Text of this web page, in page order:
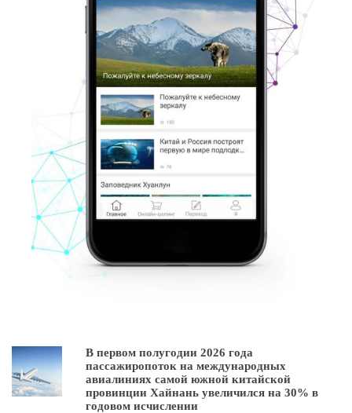
В первом полугодии 2026 года
пассажиропоток на международных
авиалиниях самой южной китайской
провинции Хайнань увеличился на 30% в
годовом исчислении